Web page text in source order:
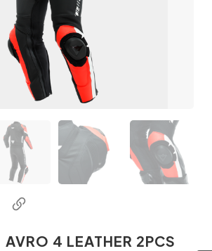
AVRO 4 LEATHER 2PCS